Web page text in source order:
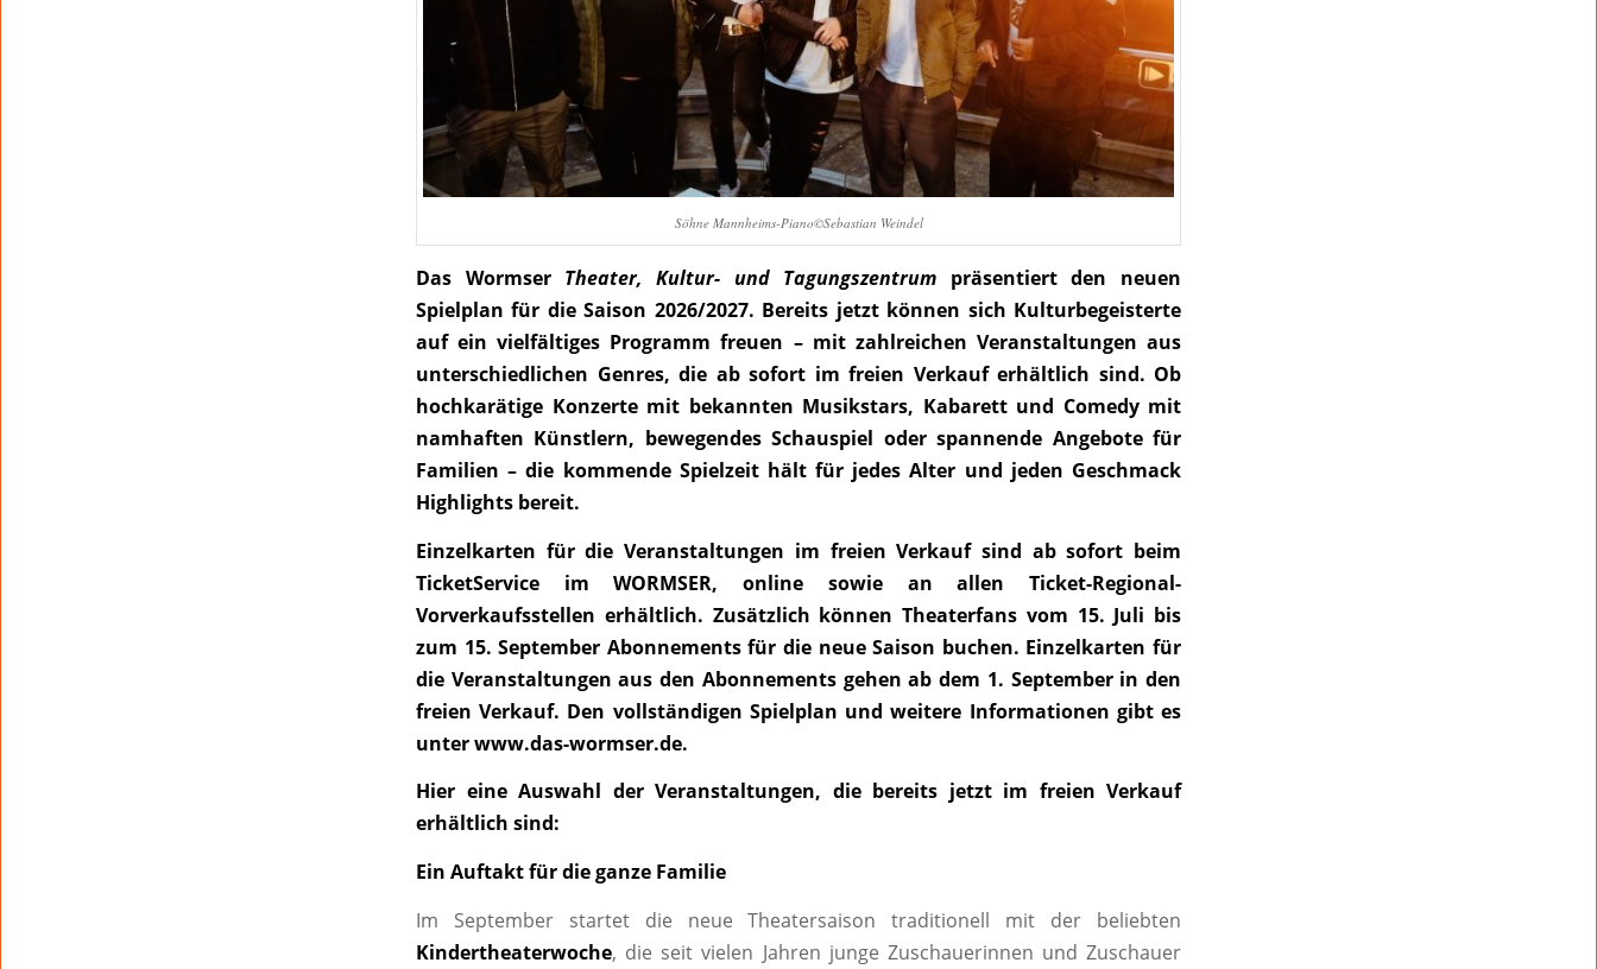
Söhne Mannheims-Piano©Sebastian Weindel
Das Wormser Theater, Kultur- und Tagungszentrum präsentiert den neuen
Spielplan für die Saison 2026/2027. Bereits jetzt können sich Kulturbegeisterte
auf ein vielfältiges Programm freuen – mit zahlreichen Veranstaltungen aus
unterschiedlichen Genres, die ab sofort im freien Verkauf erhältlich sind. Ob
hochkarätige Konzerte mit bekannten Musikstars, Kabarett und Comedy mit
namhaften Künstlern, bewegendes Schauspiel oder spannende Angebote für
Familien – die kommende Spielzeit hält für jedes Alter und jeden Geschmack
Highlights bereit.
Einzelkarten für die Veranstaltungen im freien Verkauf sind ab sofort beim
TicketService im WORMSER, online sowie an allen Ticket-Regional-
Vorverkaufsstellen erhältlich. Zusätzlich können Theaterfans vom 15. Juli bis
zum 15. September Abonnements für die neue Saison buchen. Einzelkarten für
die Veranstaltungen aus den Abonnements gehen ab dem 1. September in den
freien Verkauf. Den vollständigen Spielplan und weitere Informationen gibt es
unterwww.das-wormser.de.
Hier eine Auswahl der Veranstaltungen, die bereits jetzt im freien Verkauf
erhältlich sind:
Ein Auftakt für die ganze Familie
Im September startet die neue Theatersaison traditionell mit der beliebten
Kindertheaterwoche, die seit vielen Jahren junge Zuschauerinnen und Zuschauer